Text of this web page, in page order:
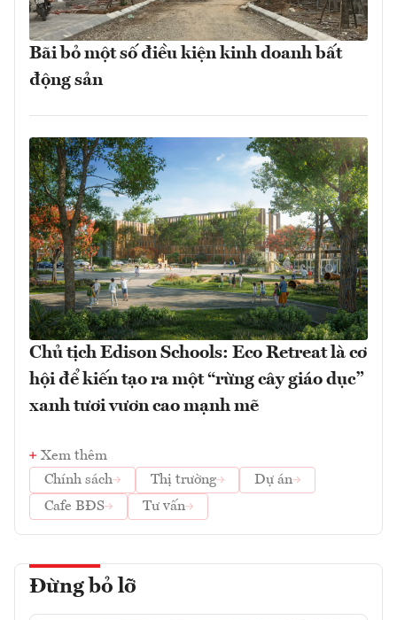
Bãi bỏ một số điều kiện kinh doanh bất
động sản
Chủ tịch Edison Schools: Eco Retreat là cơ
hội để kiến tạo ra một “rừng cây giáo dục”
xanh tươi vươn cao mạnh mẽ
Xem thêm
Chính sách
Thị trường
Dự án
Cafe BĐS
Tư vấn
Đừng bỏ lỡ